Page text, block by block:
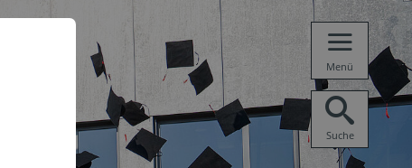
Menü
Suche